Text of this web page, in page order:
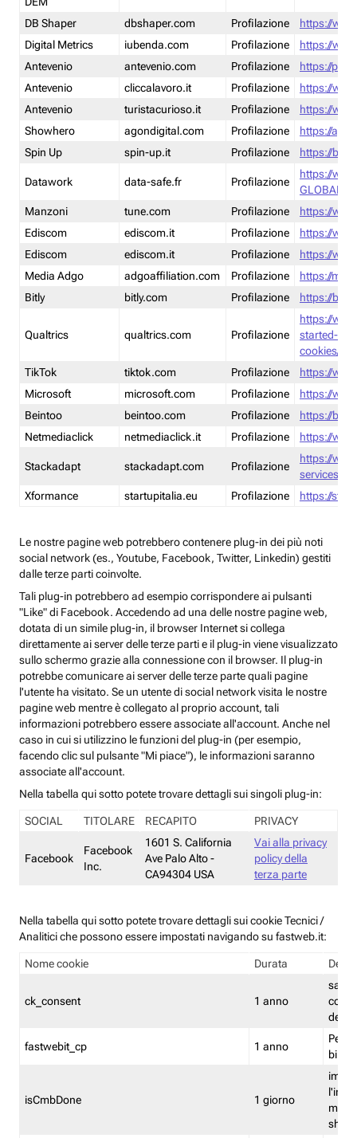
DB Shaper
dbshaper.com Profilazione
https://
Digital Metrics
iubenda.com Profilazione
https://
Antevenio
antevenio.com Profilazione
https://
Antevenio
cliccalavoro.it Profilazione
https://
Antevenio
turistacurioso.it Profilazione
https://
Showhero
agondigital.com Profilazione
https://
Spin Up
spin-up.it Profilazione https://
Datawork data-safe.fr Profilazione
https://
GLOBAL-
Manzoni
tune.com Profilazione
https://
Ediscom
ediscom.it Profilazione
https://
Ediscom
ediscom.it Profilazione
https://
Media Adgo
adgoaffiliation.com Profilazione
https://
Bitly
bitly.com Profilazione https://
Qualtrics qualtrics.com Profilazione
https://
started-
cookies/
TikTok
tiktok.com Profilazione
https://
Microsoft
microsoft.com Profilazione
https://
Beintoo
beintoo.com Profilazione
https://
Netmediaclick
netmediaclick.it Profilazione https://
Stackadapt stackadapt.com Profilazione
https://
services-
Xformance
startupitalia.eu Profilazione https://
Le nostre pagine web potrebbero contenere plug-in dei più noti
social network (es., Youtube, Facebook, Twitter, Linkedin) gestiti
dalle terze parti coinvolte.
Tali plug-in potrebbero ad esempio corrispondere ai pulsanti
"Like" di Facebook. Accedendo ad una delle nostre pagine web,
dotata di un simile plug-in, il browser Internet si collega
direttamente ai server delle terze parti e il plug-in viene visualizzato
sullo schermo grazie alla connessione con il browser. Il plug-in
potrebbe comunicare ai server delle terze parte quali pagine
l'utente ha visitato. Se un utente di social network visita le nostre
pagine web mentre è collegato al proprio account, tali
informazioni potrebbero essere associate all'account. Anche nel
caso in cui si utilizzino le funzioni del plug-in (per esempio,
facendo clic sul pulsante "Mi piace"), le informazioni saranno
associate all'account.
Nella tabella qui sotto potete trovare dettagli sui singoli plug-in:
SOCIAL TITOLARE RECAPITO PRIVACY
Facebook
Facebook
Inc.
1601 S. California
Ave Palo Alto -
CA94304 USA
Vai alla privacy
policy della
terza parte
Nella tabella qui sotto potete trovare dettagli sui cookie Tecnici /
Analitici che possono essere impostati navigando su fastweb.it:
Nome cookie Durata
ck_consent 1 anno
salva
dei
fastwebit_cp 1 anno
isCmbDone 1 giorno
shp